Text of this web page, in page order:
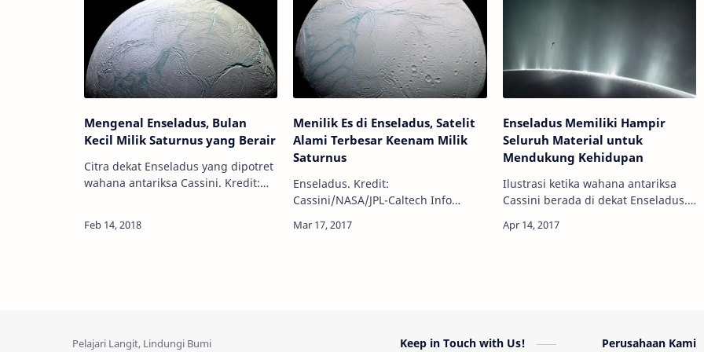
mengungkapkan bahwa setidakny…
fase s…
Mengenal Enseladus, Bulan
Kecil Milik Saturnus yang Berair
Citra dekat Enseladus yang dipotret
wahana antariksa Cassini. Kredit:
planet-planet lain (kecuali Merkuri…
Menilik Es di Enseladus, Satelit
Alami Terbesar Keenam Milik
Saturnus
Enseladus. Kredit:
Cassini/NASA/JPL-Caltech Info
terakhir, ilmuwan misi wahana
Enseladus Memiliki Hampir
Seluruh Material untuk
Mendukung Kehidupan
Ilustrasi ketika wahana antariksa
Cassini berada di dekat Enseladus.
Astronomy - Misi wahana antariksa
Keep in Touch with Us! Perusahaan Kami